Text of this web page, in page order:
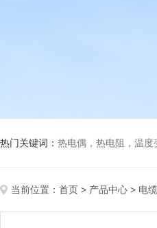
热门关键词： 热电偶，热电阻，温度
当前位置： 首页 > 产品中心 > 电缆